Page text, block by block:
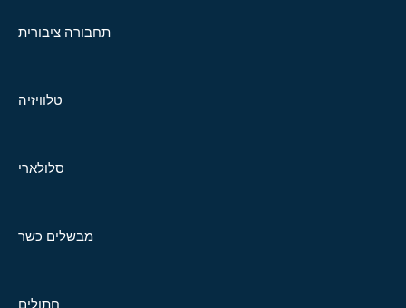
תחבורה ציבורית
טלוויזיה
סלולארי
מבשלים כשר
חתולים